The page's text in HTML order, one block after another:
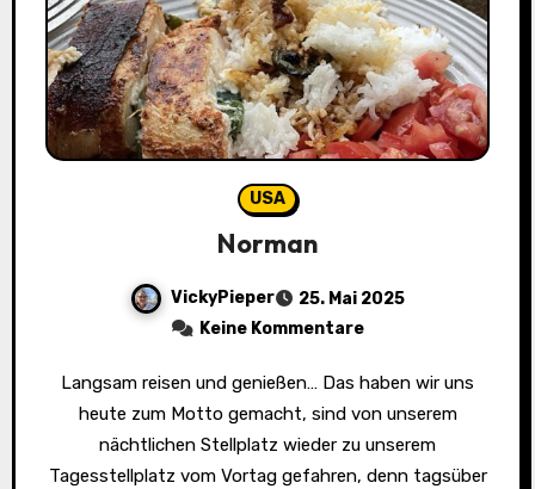
USA
Norman
VickyPieper
25. Mai 2025
Keine Kommentare
Langsam reisen und genießen… Das haben wir uns
heute zum Motto gemacht, sind von unserem
nächtlichen Stellplatz wieder zu unserem
Tagesstellplatz vom Vortag gefahren, denn tagsüber